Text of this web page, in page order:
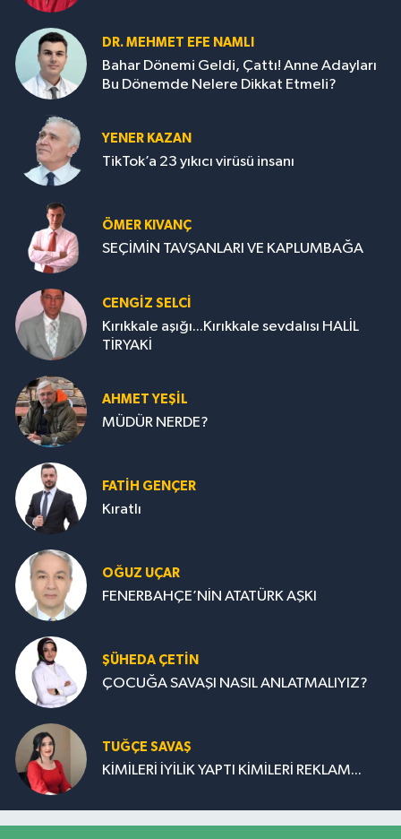
DR. MEHMET EFE NAMLI
Bahar Dönemi Geldi, Çattı! Anne Adayları
Bu Dönemde Nelere Dikkat Etmeli?
YENER KAZAN
TikTok’a 23 yıkıcı virüsü insanı
ÖMER KIVANÇ
SEÇİMİN TAVŞANLARI VE KAPLUMBAĞA
CENGİZ SELCİ
Kırıkkale aşığı...Kırıkkale sevdalısı HALİL
TİRYAKİ
AHMET YEŞİL
MÜDÜR NERDE?
FATIH GENÇER
Kıratlı
OĞUZ UÇAR
FENERBAHÇE’NİN ATATÜRK AŞKI
ŞÜHEDA ÇETİN
ÇOCUĞA SAVAŞI NASIL ANLATMALIYIZ?
TUĞÇE SAVAŞ
KİMİLERİ İYİLİK YAPTI KİMİLERİ REKLAM...